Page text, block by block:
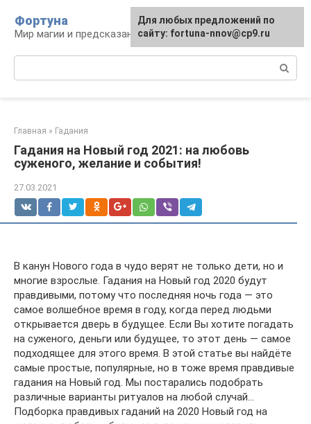
контенту
Фортуна
Мир магии и предсказаний
Главная » Гадания
Гадания на Новый год 2021: на любовь
суженого, желание и события!
27.03.2021
В канун Нового года в чудо верят не только дети, но и
многие взрослые. Гадания на Новый год 2020 будут
правдивыми, потому что последняя ночь года — это
самое волшебное время в году, когда перед людьми
открывается дверь в будущее. Если Вы хотите погадать
на суженого, деньги или будущее, то этот день — самое
подходящее для этого время. В этой статье вы найдёте
самые простые, популярные, но в тоже время правдивые
гадания на Новый год. Мы постарались подобрать
различные варианты ритуалов на любой случай…
Подборка правдивых гаданий на 2020 Новый год на
Для любых предложений по
сайту: fortuna-nnov@cp9.ru